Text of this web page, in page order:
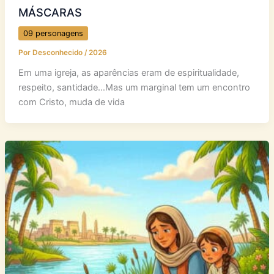
MÁSCARAS
09 personagens
Por Desconhecido /2026
Em uma igreja, as aparências eram de espiritualidade,
respeito, santidade…Mas um marginal tem um encontro
com Cristo, muda de vida